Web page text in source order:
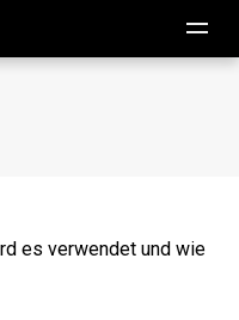
es verwendet und wie